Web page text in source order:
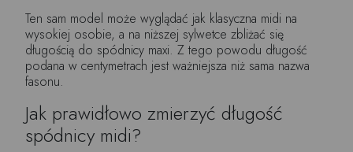
Ten sam model może wyglądać jak klasyczna midi na
wysokiej osobie, a na niższej sylwetce zbliżać się
długością do spódnicy maxi. Z tego powodu długość
podana w centymetrach jest ważniejsza niż sama nazwa
fasonu.
Jak prawidłowo zmierzyć długość
spódnicy midi?